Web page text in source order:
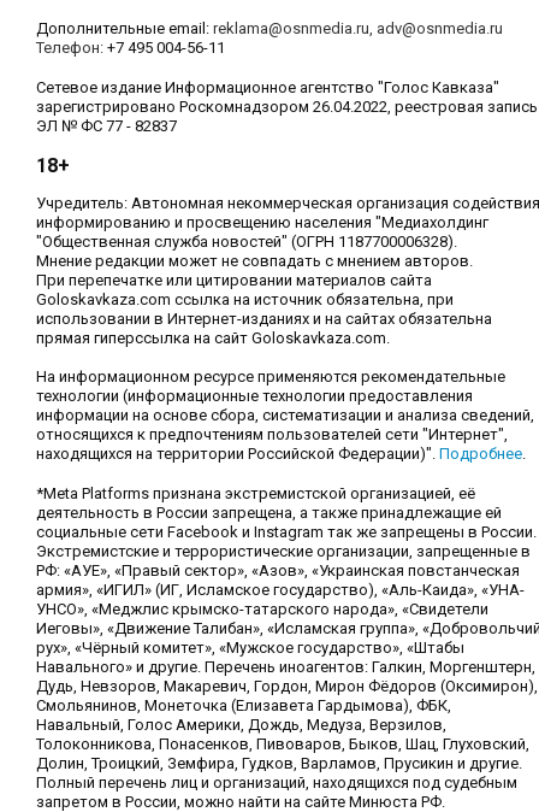
Дополнительные email: reklama@osnmedia.ru adv@osnmedia.ru
Телефон: +7 495 004-56-11
Сетевое издание Информационное агентство "Голос Кавказа"
зарегистрировано Роскомнадзором 26.04.2022, реестровая запись
ЭЛ № ФС 77 - 82837
18+
Учредитель: Автономная некоммерческая организация содействия
информированию и просвещению населения "Медиахолдинг
"Общественная служба новостей" (ОГРН 1187700006328).
Мнение редакции может не совпадать с мнением авторов.
При перепечатке или цитировании материалов сайта
Goloskavkaza.com ссылка на источник обязательна, при
использовании в Интернет-изданиях и на сайтах обязательна
прямая гиперссылка на сайт Goloskavkaza.com.
На информационном ресурсе применяются рекомендательные
технологии (информационные технологии предоставления
информации на основе сбора, систематизации и анализа сведений,
относящихся к предпочтениям пользователей сети "Интернет",
находящихся на территории Российской Федерации)". Подробнее
*Meta Platforms признана экстремистской организацией, её
деятельность в России запрещена, а также принадлежащие ей
социальные сети Facebook и Instagram так же запрещены в России.
Экстремистские и террористические организации, запрещенные в
РФ: «АУЕ», «Правый сектор», «Азов», «Украинская повстанческая
армия», «ИГИЛ» (ИГ, Исламское государство), «Аль-Каида», «УНА-
УНСО», «Меджлис крымско-татарского народа», «Свидетели
Иеговы», «Движение Талибан», «Исламская группа»,
рух», «Чёрный комитет», «Мужское государство», «Штабы
Навального» и другие. Перечень иноагентов: Галкин, Моргенштерн,
Дудь, Невзоров, Макаревич, Гордон, Мирон Фёдоров (Оксимирон),
Смольянинов, Монеточка (Елизавета Гардымова), ФБК,
Навальный, Голос Америки, Дождь, Медуза, Верзилов,
Толоконникова, Понасенков, Пивоваров, Быков, Шац, Глуховский,
Долин, Троицкий, Земфира, Гудков, Варламов, Прусикин и другие.
Полный перечень лиц и организаций, находящихся под судебным
запретом в России, можно найти на сайте Минюста РФ.